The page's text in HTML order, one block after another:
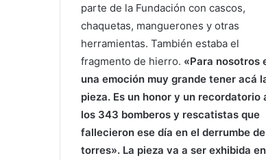
parte de la Fundación con cascos,
chaquetas, manguerones y otras
herramientas. También estaba el
fragmento de hierro. «Para nosotros
una emoción muy grande tener acá
pieza. Es un honor y un recordatorio
los 343 bomberos y rescatistas que
fallecieron ese día en el derrumbe
torres». La pieza va a ser exhibida